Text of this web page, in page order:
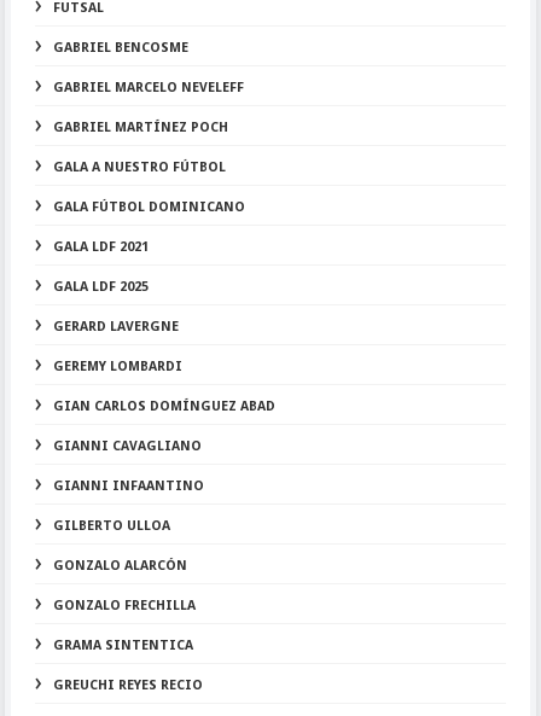
FUTSAL
GABRIEL BENCOSME
GABRIEL MARCELO NEVELEFF
GABRIEL MARTÍNEZ POCH
GALA A NUESTRO FÚTBOL
GALA FÚTBOL DOMINICANO
GALA LDF 2021
GALA LDF 2025
GERARD LAVERGNE
GEREMY LOMBARDI
GIAN CARLOS DOMÍNGUEZ ABAD
GIANNI CAVAGLIANO
GIANNI INFAANTINO
GILBERTO ULLOA
GONZALO ALARCÓN
GONZALO FRECHILLA
GRAMA SINTENTICA
GREUCHI REYES RECIO